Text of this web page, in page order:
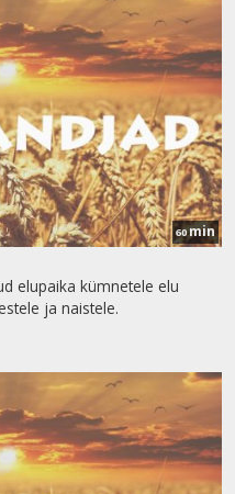
60min
elupaika kümnetele elu
ja naistele.